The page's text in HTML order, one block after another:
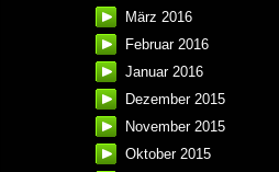
März 2016
Februar 2016
Januar 2016
Dezember 2015
November 2015
Oktober 2015